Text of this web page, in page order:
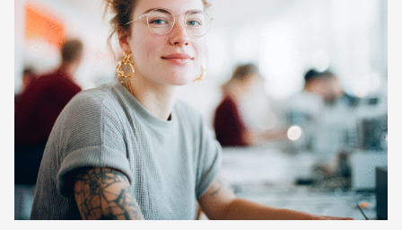
Behörde ist. So stellt dieser Kurs einen entscheidenden
Schritt zur Anerkennung als MTLA/MTL in Deutschland
dar.